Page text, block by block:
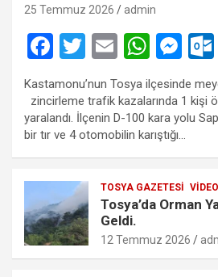
25 Temmuz 2026 admin
F
ce
b
o
o
k
T
wi
tt
er
E
ail
W
at
s
A
p
M
es
se
n
g
er
Kastamonu’nun Tosya ilçesinde
zincirleme trafik kazalarında 1 kişi
yaralandı. İlçenin D-100 kara yolu
bir tır ve 4 otomobilin karıştığı…
TOSYA GAZETESI
Tosya’da Orman
Geldi.
12 Temmuz 2026